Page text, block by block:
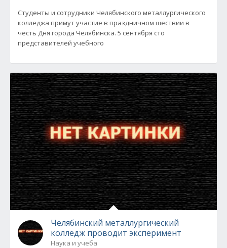
Студенты и сотрудники Челябинского металлургического
колледжа примут участие в праздничном шествии в
честь Дня города Челябинска. 5 сентября сто
представителей учебного
Челябинский металлургический
колледж проводит эксперимент
Наука и учеба